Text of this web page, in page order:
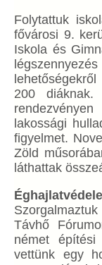
Folytattuk
fővárosi 9.
Iskola és
200 diáknak.
lakossági
figyelmet.
Zöld
láthattak
Távhő
német
vettünk egy